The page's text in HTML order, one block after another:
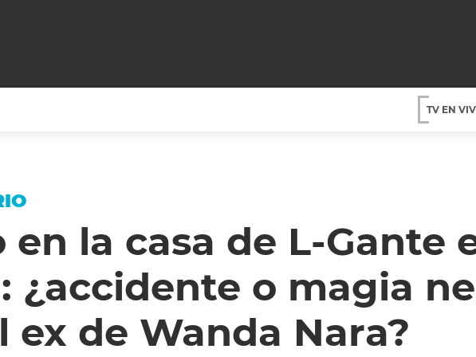
ARGENTINA
UN CAMBIO
ENTROMETIDOS EN LA TELE
ENTRE NOS
MODO FONTEVECCHIA
PERIODISMO PURO
REPERFILAR
FIESTAS ARGENTINAS
FULL FACE TV
DESAFÍO 10 AÑOS MENOS
AGENDA CORPORATIVA
TV EN
en la casa de L-Gante
¿accidente o magia
ex de Wanda Nara?